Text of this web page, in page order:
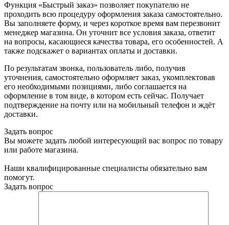
Функция «Быстрый заказ» позволяет покупателю не
проходить всю процедуру оформления заказа самостоятельно.
Вы заполняете форму, и через короткое время вам перезвонит
менеджер магазина. Он уточнит все условия заказа, ответит
на вопросы, касающиеся качества товара, его особенностей. А
также подскажет о вариантах оплаты и доставки.
По результатам звонка, пользователь либо, получив
уточнения, самостоятельно оформляет заказ, укомплектовав
его необходимыми позициями, либо соглашается на
оформление в том виде, в котором есть сейчас. Получает
подтверждение на почту или на мобильный телефон и ждёт
доставки.
Задать вопрос
Вы можете задать любой интересующий вас вопрос по товару
или работе магазина.
Наши квалифицированные специалисты обязательно вам
помогут.
Задать вопрос